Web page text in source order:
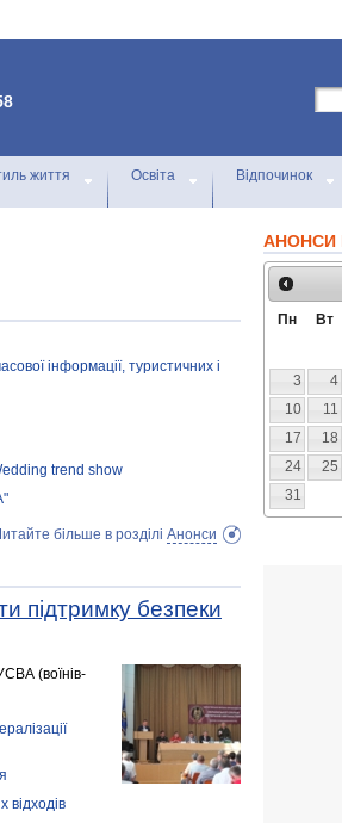
життя Освіта Відпочинок
інформації, туристичних і
trend show
більше в розділі Анонси
підтримку безпеки
(воїнів-
відходів
АНОНСИ
Пн Вт
3
4
10
11
17
18
24
25
31